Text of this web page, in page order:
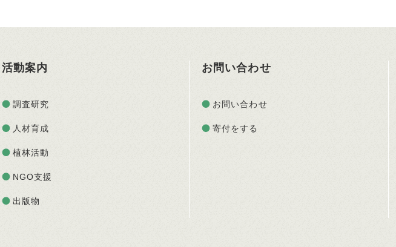
活動案内
調査研究
人材育成
植林活動
NGO支援
出版物
お問い合わせ
お問い合わせ
寄付をする